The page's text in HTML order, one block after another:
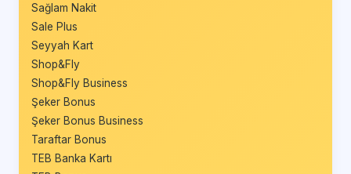
Sağlam Nakit
Sale Plus
Seyyah Kart
Shop&Fly
Shop&Fly Business
Şeker Bonus
Şeker Bonus Business
Taraftar Bonus
TEB Banka Kartı